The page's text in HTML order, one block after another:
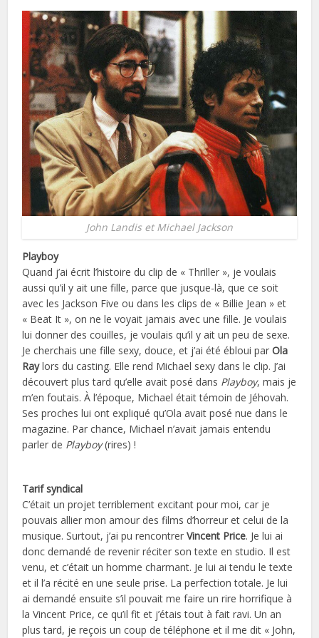
John Landis et Michael Jackson
Playboy
Quand j’ai écrit l’histoire du clip de « Thriller », je voulais
aussi qu’il y ait une fille, parce que jusque-là, que ce soit
avec les Jackson Five ou dans les clips de « Billie Jean » et
« Beat It », on ne le voyait jamais avec une fille. Je voulais
lui donner des couilles, je voulais qu’il y ait un peu de sexe.
Je cherchais une fille sexy, douce, et j’ai été ébloui parOla
Raylors du casting. Elle rend Michael sexy dans le clip. J’ai
découvert plus tard qu’elle avait posé dans Playboy, mais je
m’en foutais. À l’époque, Michael était témoin de Jéhovah.
Ses proches lui ont expliqué qu’Ola avait posé nue dans le
magazine. Par chance, Michael n’avait jamais entendu
parler de Playboy(rires) !
Tarif syndical
C’était un projet terriblement excitant pour moi, car je
pouvais allier mon amour des films d’horreur et celui de la
musique. Surtout, j’ai pu rencontrerVincent Price. Je lui ai
donc demandé de revenir réciter son texte en studio. Il est
venu, et c’était un homme charmant. Je lui ai tendu le texte
et il l’a récité en une seule prise. La perfection totale. Je lui
ai demandé ensuite s’il pouvait me faire un rire horrifique à
la Vincent Price, ce qu’il fit et j’étais tout à fait ravi. Un an
plus tard, je reçois un coup de téléphone et il me dit « John,